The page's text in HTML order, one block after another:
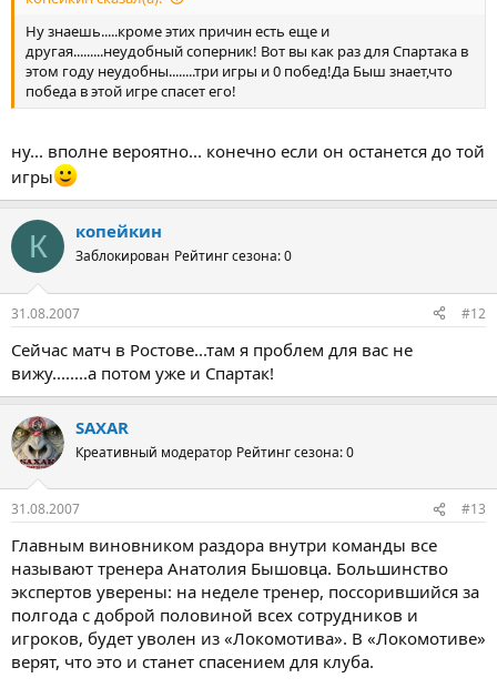
Ну знаешь.....кроме этих причин есть еще и
другая.........неудобный соперник! Вот вы как раз для Спартака в
этом году неудобны........три игры и 0 побед!Да Быш знает,что
победа в этой игре спасет его!
ну... вполне вероятно... конечно если он останется до той
игры
К копейкин
Заблокирован Рейтинг сезона: 0
31.08.2007 #12
Сейчас матч в Ростове...там я проблем для вас не
вижу........а потом уже и Спартак!
SAXAR
Креативный модератор Рейтинг сезона: 0
31.08.2007 #13
Главным виновником раздора внутри команды все
называют тренера Анатолия Бышовца. Большинство
экспертов уверены: на неделе тренер, поссорившийся за
полгода с доброй половиной всех сотрудников и
игроков, будет уволен из «Локомотива». В «Локомотиве»
верят, что это и станет спасением для клуба.